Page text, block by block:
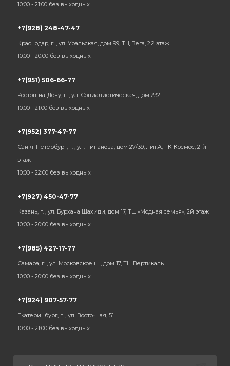
10:00 - 21:00 без выходных
+7(928) 248-47-47
Краснодар, г. , ул. Уральская, дом 99, ТЦ Вега, 2й этаж
10:00 - 20:00 без выходных
+7(951) 506-66-77
Ростов-на-Дону, г. , ул. Социалистическая, дом 232
10:00 - 21:00 без выходных
+7(952) 377-47-77
Санкт-Петербург, г. , ул. Типанова, дом 27/39, лит.А, ТК Космос, 2-й
этаж
10:00 - 22:00 без выходных
+7(927) 450-47-77
Казань, г. , ул. Бурхана Шахиди, дом 17, ТЦ «Модная семья», 2й этаж
10:00 - 20:00 без выходных
+7(985) 427-17-77
Самара, г. , ул. Московское ш., дом 17, ТЦ Вертикаль
10:00 - 20:00 без выходных
+7(924) 907-57-77
Екатеринбург, г. , ул. Восточная, 51
10:00 - 21:00 без выходных